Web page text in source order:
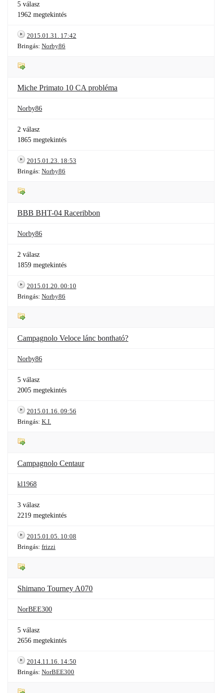
5 válasz
1962 megtekintés
2015.01.31. 17:42
Bringás: Norby86
Miche Primato 10 CA probléma
Norby86
2 válasz
1865 megtekintés
2015.01.23. 18:53
Bringás: Norby86
BBB BHT-04 Raceribbon
Norby86
2 válasz
1859 megtekintés
2015.01.20. 00:10
Bringás: Norby86
Campagnolo Veloce lánc bontható?
Norby86
5 válasz
2005 megtekintés
2015.01.16. 09:56
Bringás: K.I.
Campagnolo Centaur
kl1968
3 válasz
2219 megtekintés
2015.01.05. 10:08
Bringás: frizzi
Shimano Tourney A070
NorBEE300
5 válasz
2656 megtekintés
2014.11.16. 14:50
Bringás: NorBEE300